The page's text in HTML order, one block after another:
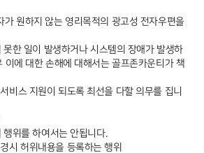
가 원하지 않는 영리목적의 광고성 전자우편을
못한 일이 발생하거나 시스템의 장애가 발생하
이에 대한 손해에 대해서는 골프존카운티가 책
비스 지원이 되도록 최선을 다할 의무를 집니
위를 하여서는 안됩니다.
시 허위내용을 등록하는 행위